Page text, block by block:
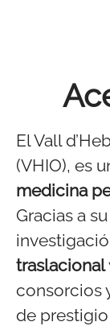
El Vall
(VHIO), es
medicina
Gracias a su
traslacional
consorcios
de